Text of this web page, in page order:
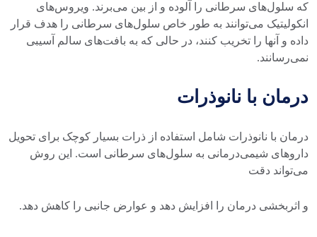
که سلول‌های سرطانی را آلوده و از بین می‌برند. ویروس‌های
انکولیتیک می‌توانند به طور خاص سلول‌های سرطانی را هدف قرار
داده و آنها را تخریب کنند، در حالی که به بافت‌های سالم آسیبی
نمی‌رسانند.
درمان با نانوذرات
درمان با نانوذرات شامل استفاده از ذرات بسیار کوچک برای تحویل
داروهای شیمی‌درمانی به سلول‌های سرطانی است. این روش
می‌تواند دقت
و اثربخشی درمان را افزایش دهد و عوارض جانبی را کاهش دهد.